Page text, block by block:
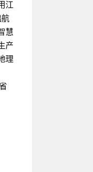
江
航
慧
产
理